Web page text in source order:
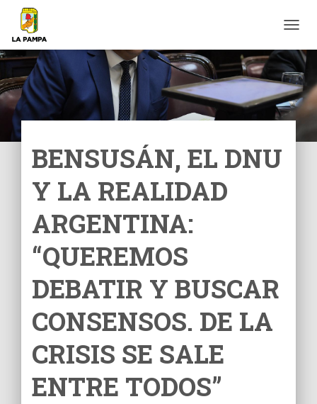
A
M
B
I
A
O
BENSUSÁN, EL DNU
Y LA REALIDAD
ARGENTINA:
“QUEREMOS
DEBATIR Y BUSCAR
CONSENSOS. DE LA
CRISIS SE SALE
ENTRE TODOS”